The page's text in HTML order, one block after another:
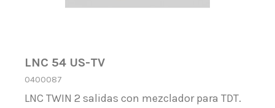
LNC 54 US-TV
0400087
LNC TWIN 2 salidas con mezclador para TDT.